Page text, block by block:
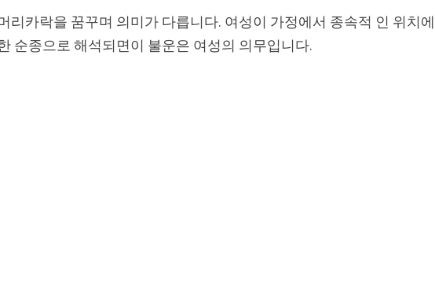
리카락을 꿈꾸며 의미가 다릅니다. 여성이 가정에서 종속적 인 위치에
순종으로 해석되면이 불운은 여성의 의무입니다.